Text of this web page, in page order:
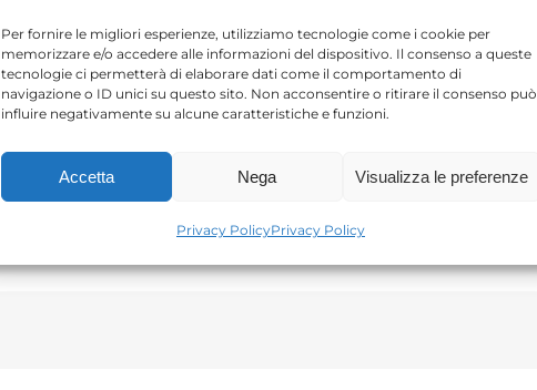
Per fornire le migliori esperienze, utilizziamo tecnologie come i cookie per
memorizzare e/o accedere alle informazioni del dispositivo. Il consenso a queste
tecnologie ci permetterà di elaborare dati come il comportamento di
navigazione o ID unici su questo sito. Non acconsentire o ritirare il consenso può
influire negativamente su alcune caratteristiche e funzioni.
Accetta Nega Visualizza le preferenze
Privacy PolicyPrivacy Policy